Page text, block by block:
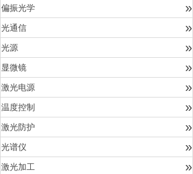
偏振光学 »
光通信 »
光源 »
显微镜 »
激光电源 »
温度控制 »
激光防护 »
光谱仪 »
激光加工 »